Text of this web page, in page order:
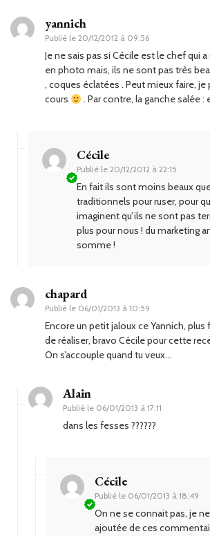
yannich
Publié le 20/12/2012 à 09:56
Je ne sais pas si Cécile est le chef qui
en photo mais, ils ne sont pas très
, coques éclatées . Peut mieux faire, je
cours
. Par contre, la ganche salée :
Cécile
Publié le 20/12/2012 à 22:15
En fait ils sont moins beaux
traditionnels pour ruser, pour
imaginent qu’ils ne sont pas
plus pour nous ! du marketing
somme !
chapard
Publié le 06/01/2013 à 10:59
Encore un petit jaloux ce Yannich, plus
de réaliser, bravo Cécile pour cette
On s’accouple quand tu veux…
Alain
Publié le 06/01/2013 à 17:11
dans les fesses ??????
Cécile
Publié le 06/01/2013 à 18:49
On ne se connait pas, je
ajoutée de ces